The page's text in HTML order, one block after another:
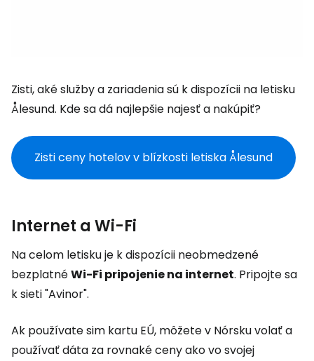
Zisti, aké služby a zariadenia sú k dispozícii na letisku
Ålesund. Kde sa dá najlepšie najesť a nakúpiť?
Zisti ceny hotelov v blízkosti letiska Ålesund
Internet a Wi-Fi
Na celom letisku je k dispozícii neobmedzené
bezplatnéWi-Fi pripojenie na internet. Pripojte sa
k sieti "Avinor".
Ak používate sim kartu EÚ, môžete v Nórsku volať a
používať dáta za rovnaké ceny ako vo svojej